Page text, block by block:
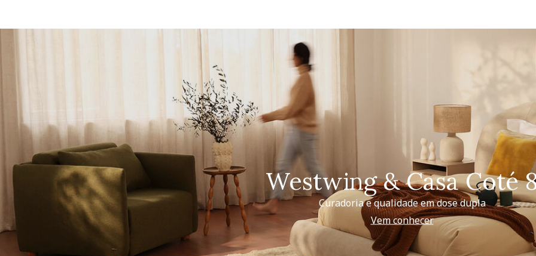
Westwing & Casa Coté
Curadoria e qualidade em dose dupla
Vem conhecer